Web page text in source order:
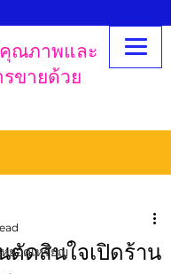
ณภาพและ
ขายด้วย
ยอดเหรียญ
ตัดสินใจเปิดร้าน